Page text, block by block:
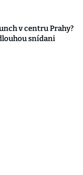
v centru Prahy?
snídani